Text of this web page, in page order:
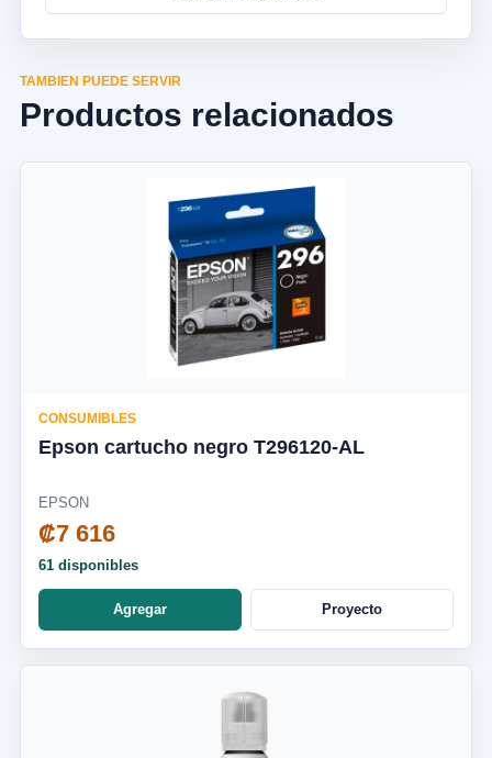
TAMBIEN PUEDE SERVIR
Productos relacionados
CONSUMIBLES
Epson cartucho negro T296120-AL
EPSON
₡7 616
61 disponibles
Agregar Proyecto